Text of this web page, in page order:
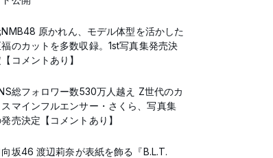
NMB48 原かれん、モデル体型を活かした
のカットを多数収録。1st写真集発売決
コメントあり】
総フォロワー数530万人越え Z世代のカ
スマインフルエンサー・さくら、写真集
売決定【コメントあり】
向坂46 渡辺莉奈が表紙を飾る『B.L.T.